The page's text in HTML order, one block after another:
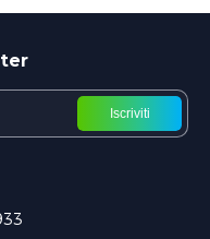
Iscriviti